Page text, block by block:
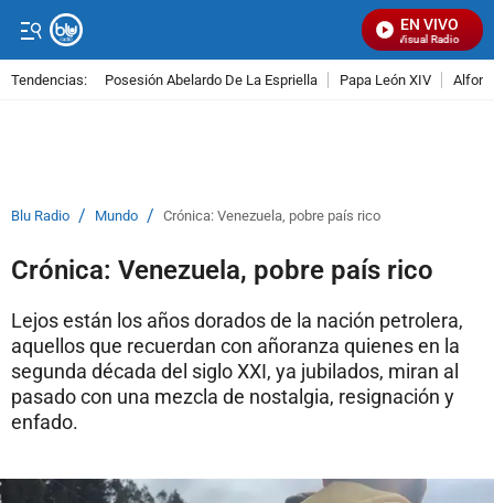
EN VIVO
Señal Visual Radio
Tendencias: Posesión Abelardo De La Espriella Papa León XIV
Blu Radio / Mundo / Crónica: Venezuela, pobre país rico
Crónica: Venezuela, pobre país rico
Lejos están los años dorados de la nación petrolera,
aquellos que recuerdan con añoranza quienes en la
segunda década del siglo XXI, ya jubilados, miran al
pasado con una mezcla de nostalgia, resignación y
enfado.